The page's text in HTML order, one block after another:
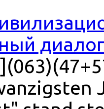
диалог